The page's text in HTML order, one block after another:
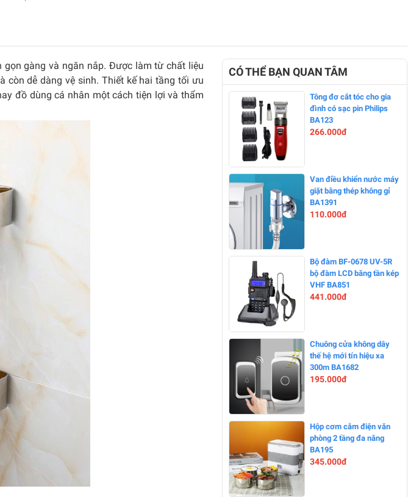
gàng và ngăn nắp. Được làm từ chất liệu
còn dễ dàng vệ sinh. Thiết kế hai tầng tối ưu
đồ dùng cá nhân một cách tiện lợi và thẩm
CÓ THỂ BẠN QUAN TÂM
-11%
Tông đơ cắt tóc cho gia
đình có sạc pin Philips
BA123
266.000đ
-0%
Van điều khiển nước máy
giặt bằng thép không gỉ
BA1391
110.000đ
-0%
Bộ đàm BF-0678 UV-5R
bộ đàm LCD băng tần kép
VHF BA851
441.000đ
-0%
Chuông cửa không dây
thế hệ mới tín hiệu xa
300m BA1682
195.000đ
Hộp cơm cắm điện văn
phòng 2 tầng đa năng
BA195
345.000đ